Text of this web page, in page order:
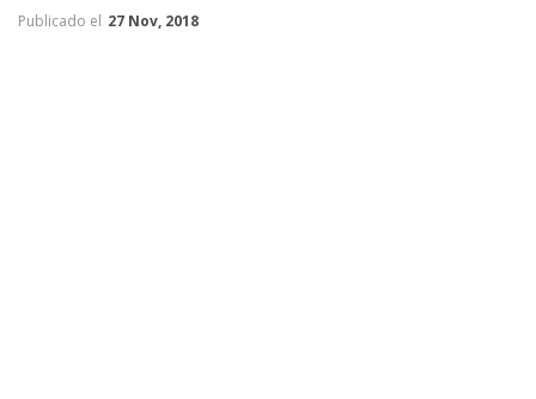
Publicado el 27 Nov, 2018